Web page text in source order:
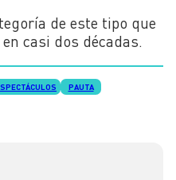
de este tipo que
casi dos décadas.
PAUTA